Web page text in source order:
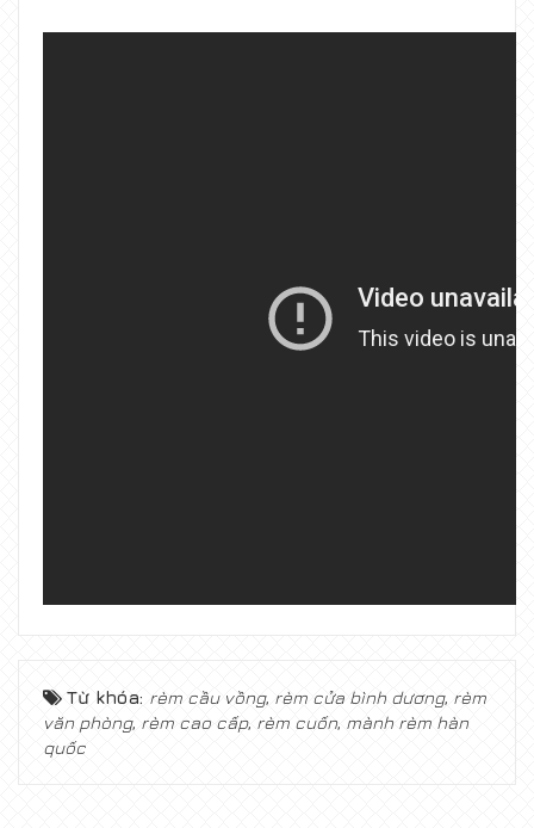
Từ khóa: rèm cầu vồng, rèm cửa bình dương, rèm
văn phòng, rèm cao cấp, rèm cuốn, mành rèm hàn
quốc